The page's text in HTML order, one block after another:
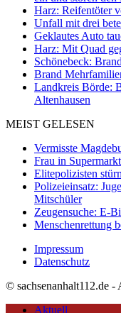
Harz: Reifentöter
Unfall mit drei
Geklautes Auto
Harz: Mit Quad
Schönebeck:
Brand
Landkreis Börde:
Altenhausen
MEIST GELESEN
Vermisste
Frau in
Elitepolizisten
Polizeieinsatz:
Mitschüler
Zeugensuche: E-
Menschenrettung
Impressum
Datenschutz
© sachsenanhalt112.de -
Aktuell